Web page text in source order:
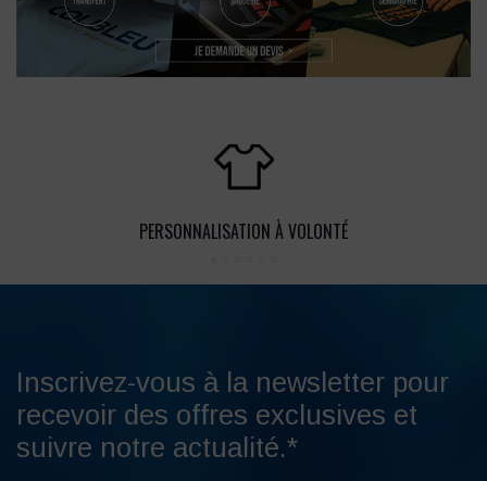
PERSONNALISATION À VOLONTÉ
Inscrivez-vous à la newsletter pour
recevoir des offres exclusives et
suivre notre actualité.*